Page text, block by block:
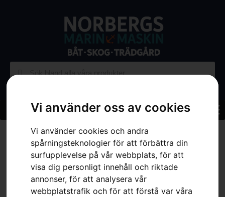
Vi använder oss av cookies
Vi använder cookies och andra
spårningsteknologier för att förbättra din
surfupplevelse på vår webbplats, för att
visa dig personligt innehåll och riktade
annonser, för att analysera vår
webbplatstrafik och för att förstå var våra
»Sortiment»Skog»Skärutrustning»
Svärd 3/8″, X-Force, 20″